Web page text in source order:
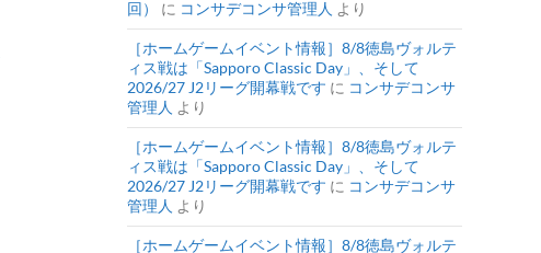
回）
に コンサデコンサ管理人 より
［ホームゲームイベント情報］8/8徳島ヴォルテ
ィス戦は「Sapporo Classic Day」、そして
2026/27 J2リーグ開幕戦です に コンサデコンサ
管理人 より
［ホームゲームイベント情報］8/8徳島ヴォルテ
ィス戦は「Sapporo Classic Day」、そして
2026/27 J2リーグ開幕戦です に コンサデコンサ
管理人 より
［ホームゲームイベント情報］8/8徳島ヴォルテ